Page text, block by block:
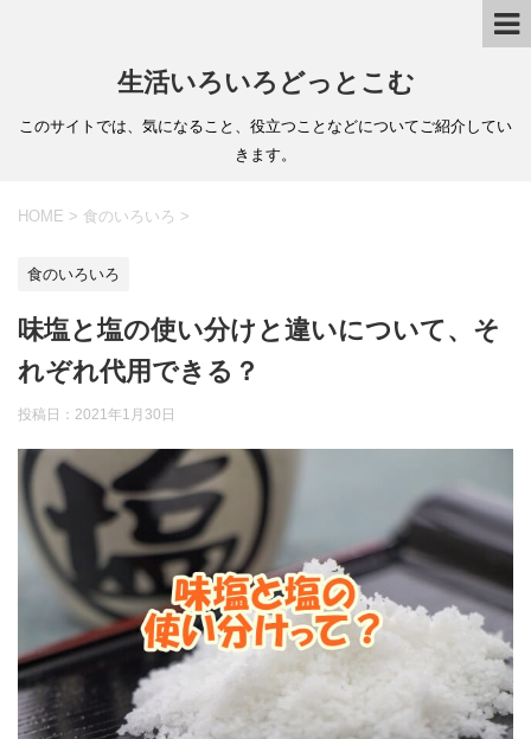
生活いろいろどっとこむ
このサイトでは、気になること、役立つことなどについてご紹介してい
きます。
HOME > 食のいろいろ >
食のいろいろ
味塩と塩の使い分けと違いについて、そ
れぞれ代用できる？
投稿日： 2021年1月30日